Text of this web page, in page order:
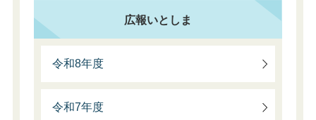
広報いとしま
令和8年度
令和7年度